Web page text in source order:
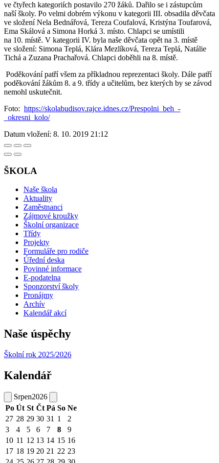
ve čtyřech kategoriích postavilo 270 žáků. Dařilo se i zástupcům
naší školy. Po velmi dobrém výkonu v kategorii III. obsadila děvčata
ve složení Nela Bednářová, Tereza Coufalová, Kristýna Toufarová,
Ema Skálová a Simona Horká 3. místo. Chlapci se umístili
na 10. místě. V kategorii IV. byla naše děvčata opět na 3. místě
ve složení: Simona Teplá, Klára Mezlíková, Tereza Teplá, Natálie
Tichá a Zuzana Prachařová. Chlapci doběhli na 8. místě.
Poděkování patří všem za příkladnou reprezentaci školy. Dále patří
poděkování žákům 8. a 9. třídy a učitelům, bez kterých by se závod
nemohl uskutečnit.
Foto: https://skolabudisov.rajce.idnes.cz/Prespolni_beh_-
_okresni_kolo/
Datum vložení: 8. 10. 2019 21:12
ŠKOLA
Naše škola
Aktuality
Zaměstnanci
Zájmové kroužky
Školní organizace
Třídy
Projekty
Formuláře pro rodiče
Úřední deska
Povinné informace
E-podatelna
Sponzorství školy
Pronájmy
Archív
Kalendář akcí
Naše úspěchy
Školní rok 2025/2026
Kalendář
Srpen2026
Po Út St Čt Pá So Ne
27 28 29 30 31 1
2
3
4 5 6 7 8
9
10 11 12 13 14 15 16
17 18 19 20 21 22 23